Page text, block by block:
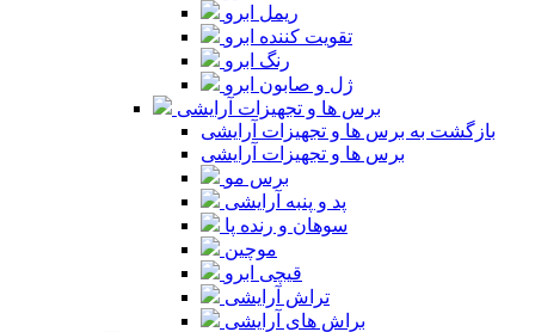
ریمل ابرو
تقویت کننده ابرو
رنگ ابرو
ژل و صابون ابرو
برس ها و تجهیزات آرایشی
بازگشت به برس ها و تجهیزات آرایشی
برس ها و تجهیزات آرایشی
برس مو
پد و پنبه آرایشی
سوهان و رنده پا
موچین
قیچی ابرو
تراش آرایشی
براش های آرایشی